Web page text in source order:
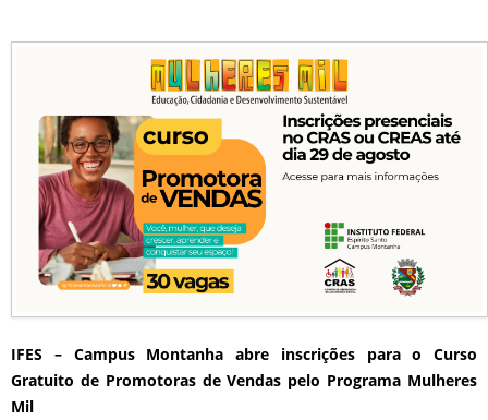
IFES – Campus Montanha abre inscrições para o Curso
Gratuito de Promotoras de Vendas pelo Programa Mulheres
Mil